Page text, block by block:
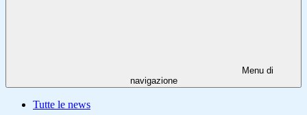
Menu di
navigazione
Tutte le news